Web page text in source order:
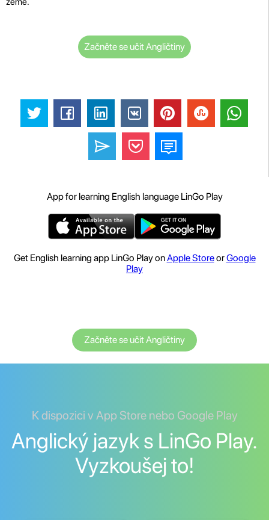
Začněte se učit Angličtiny
App for learning English language LinGo Play
Get English learning app LinGo Play onApple StoreorGoogle
Play
Začněte se učit Angličtiny
K dispozici v App Store nebo Google Play
Anglický jazyk s LinGo Play.
Vyzkoušej to!